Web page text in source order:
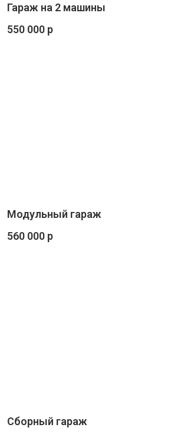
Гараж на 2 машины
550 000 р
Модульный гараж
560 000 р
Сборный гараж